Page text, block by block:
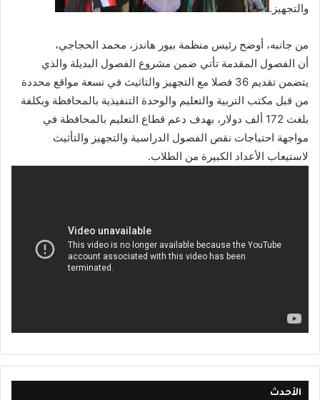
والتجهيز.
من جانبه، أوضح رئيس منظمة بيور هاندز، محمد الحجاجي،
أن الفصول المقدمة تأتي ضمن مشروع الفصول البديلة والذي
يتضمن تقديم 36 فصلا مع التجهيز والتاثيث في تسعة مواقع محددة
من قبل مكتب التربية والتعليم والوحدة التنفيذية بالمحافظة وبكلفة
بلغت 172 ألف دولار، بهدف دعم قطاع التعليم بالمحافظة في
مواجهة احتياجات نقص الفصول الدراسية والتجهيز والتأثيث
لاستيعاب الأعداد الكبيرة من الطلاب.
الأحدث